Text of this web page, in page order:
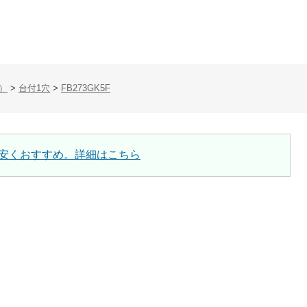
> 台付1穴 > FB273GK5F
くおすすめ。詳細はこちら